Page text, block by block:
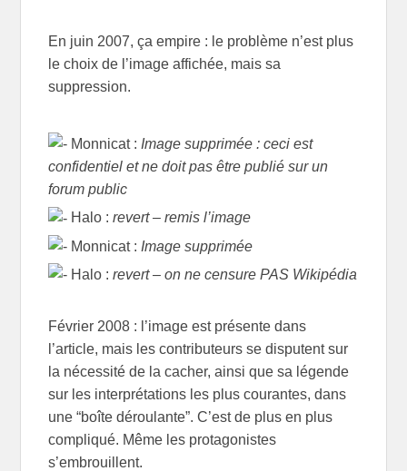
En juin 2007, ça empire : le problème n’est plus
le choix de l’image affichée, mais sa
suppression.
Monnicat : Image supprimée : ceci est
confidentiel et ne doit pas être publié sur un
forum public
Halo :revert – remis l’image
Monnicat : Image supprimée
Halo :revert – on ne censure PAS Wikipédia
Février 2008 : l’image est présente dans
l’article, mais les contributeurs se disputent sur
la nécessité de la cacher, ainsi que sa légende
sur les interprétations les plus courantes, dans
une “boîte déroulante”. C’est de plus en plus
compliqué. Même les protagonistes
s’embrouillent.